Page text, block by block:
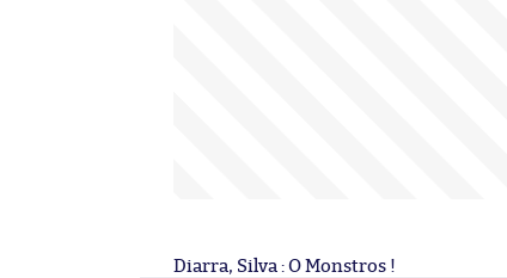
Diarra, Silva : O Monstros !